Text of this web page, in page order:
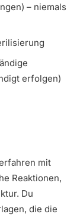
– niemals
erfolgen)
mit
Reaktionen,
Du
die die